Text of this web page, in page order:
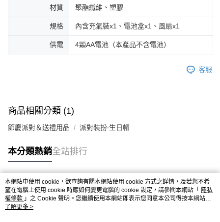
購買商品的店家。未經商家同意取消之訂單仍視為有效，需透過AFTEE先享
※ 交易是否成功請以「AFTEE先享後付 」之結帳頁面顯示為準，若有關於
是否繳費成功／繳費後需取消欲退款等相關疑問，請聯繫「AFTEE先享後付
客戶支援中心」https://netprotections.freshdesk.com/support/home
１．透過由恩沛科技股份有限公司提供之「AFTEE先享後付」服務完成之交
易，需依本服務之必要範圍內提供個人資料，並將交易相關給付款項請求債
３．未成年的使用者請事先徵得法定代理人或監護人之同意方可使用
任。
時審查核予不同之上限額度；若仍有額度不足之情形，本公司將視審查結果
請求用戶進行身份認證。
５．嚴禁一人註冊多個帳號或使用他人資訊註冊。若發現惡意使用之情形，
恩沛科技股份有限公司將有權停止該用戶之使用額度並採取法律行動。
每筆NT$70，滿NT$599(含以上)免運費
付款後萊爾富取貨
宅配-台灣本島
每筆NT$100，滿NT$599(含以上)免運費
宅配-離島
每筆NT$200
材質 聚酯纖維、塑膠
規格 內含充氣裝x1、電池盒x1、風扇x1
供電 4顆AA電池（本產品不含電池）
客服
商品相關分類 (1)
節慶派對＆送禮用品 派對裝扮∙生日帽
本分類熱銷全站排行
熱門標籤
本網站中使用 cookie，欲查詢有關本網站使用 cookie 方式之詳情，及若您不希
望在電腦上使用 cookie 時應如何變更電腦的 cookie 設定，請參閱本網站「 隱私
權條款 」之 Cookie 聲明。您繼續使用本網站即表示您同意本公司得按本網站使
用條款之 Cookie 聲明使用 cookie。
了解更多 >